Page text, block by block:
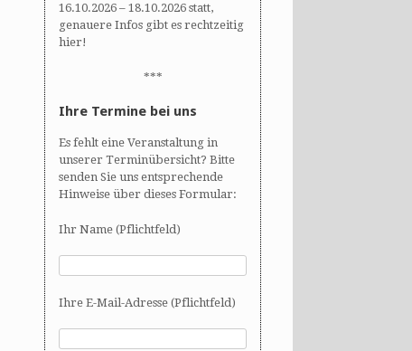
16.10.2026 – 18.10.2026 statt,
genauere Infos gibt es rechtzeitig
hier!
***
Ihre Termine bei uns
Es fehlt eine Veranstaltung in
unserer Terminübersicht? Bitte
senden Sie uns entsprechende
Hinweise über dieses Formular:
Ihr Name (Pflichtfeld)
Ihre E-Mail-Adresse (Pflichtfeld)